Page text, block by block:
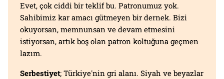
Evet, çok ciddi bir teklif bu. Patronumuz yok.
Sahibimiz kar amacı gütmeyen bir dernek. Bizi
okuyorsan, memnunsan ve devam etmesini
istiyorsan, artık boş olan patron koltuğuna geçmen
lazım.
Serbestiyet; Türkiye'nin gri alanı. Siyah ve beyazlar